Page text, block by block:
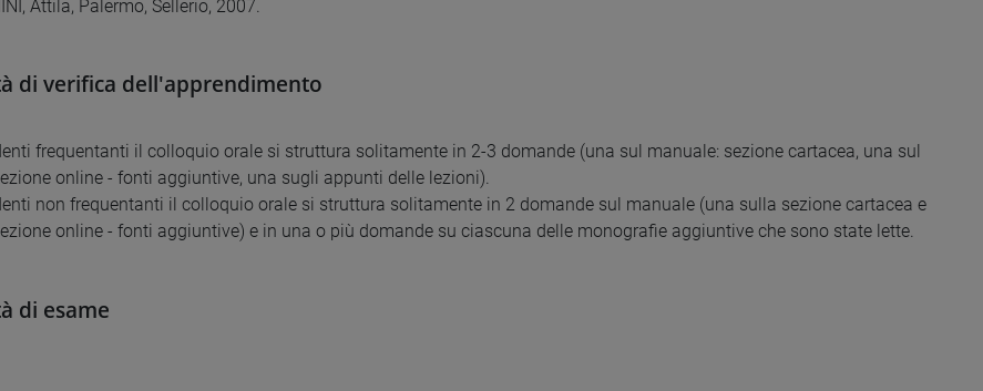
Attila, Palermo, Sellerio, 2007.
di verifica dell'apprendimento
frequentanti il colloquio orale si struttura solitamente in 2-3 domande (una sul manuale: sezione cartacea, una sul
online - fonti aggiuntive, una sugli appunti delle lezioni).
non frequentanti il colloquio orale si struttura solitamente in 2 domande sul manuale (una sulla sezione cartacea e
online - fonti aggiuntive) e in una o più domande su ciascuna delle monografie aggiuntive che sono state lette.
di esame